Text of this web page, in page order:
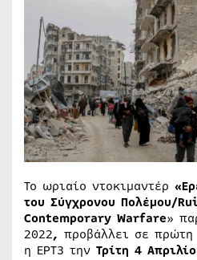
Το ωριαίο ντοκιμαντέρ
του Σύγχρονου Πολέμου/
Contemporary Warfare»
2022, προβάλλει σε πρώτη
η ΕΡΤ3 την Τρίτη 4